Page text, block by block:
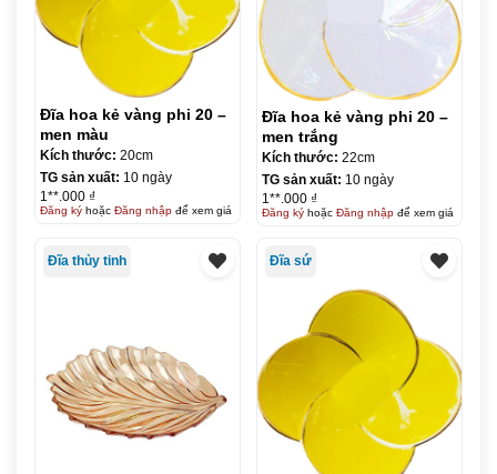
Đĩa hoa kẻ vàng phi 20 –
men màu
Kích thước: 20cm
TG sản xuất: 10 ngày
1**.000 ₫
Đăng kýhoặc Đăng nhậpđể xem giá
Đĩa hoa kẻ vàng phi 20 –
men trắng
Kích thước: 22cm
TG sản xuất: 10 ngày
1**.000 ₫
Đăng kýhoặc Đăng nhậpđể xem giá
Đĩa thủy tinh Đĩa sứ